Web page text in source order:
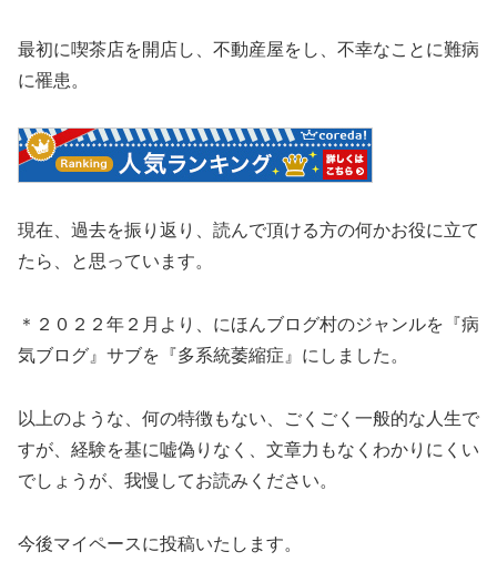
最初に喫茶店を開店し、不動産屋をし、不幸なことに難病
に罹患。
現在、過去を振り返り、読んで頂ける方の何かお役に立て
たら、と思っています。
＊２０２２年２月より、にほんブログ村のジャンルを『病
気ブログ』サブを『多系統萎縮症』にしました。
以上のような、何の特徴もない、ごくごく一般的な人生で
すが、経験を基に嘘偽りなく、文章力もなくわかりにくい
でしょうが、我慢してお読みください。
今後マイペースに投稿いたします。